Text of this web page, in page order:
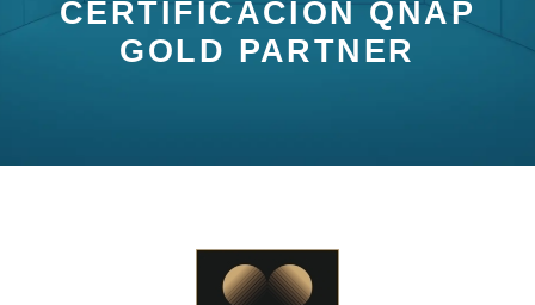
CERTIFICACIÓN QNAP
GOLD PARTNER